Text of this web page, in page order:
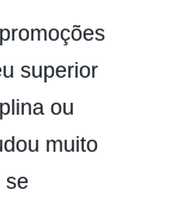
superior
ou
muito
se